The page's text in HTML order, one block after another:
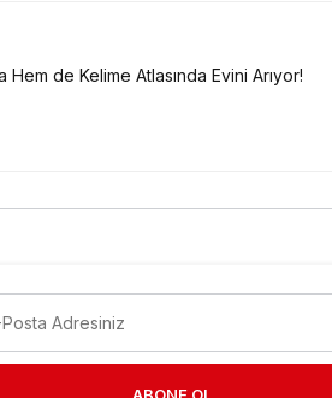
de Kelime Atlasında Evini Arıyor!
ABONE OL